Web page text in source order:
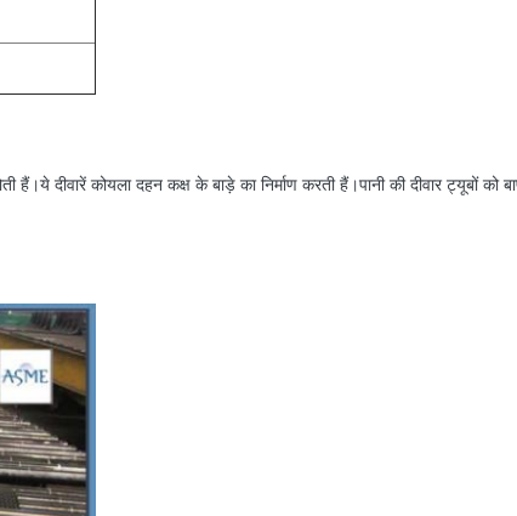
हैं।ये दीवारें कोयला दहन कक्ष के बाड़े का निर्माण करती हैं।पानी की दीवार ट्यूबों